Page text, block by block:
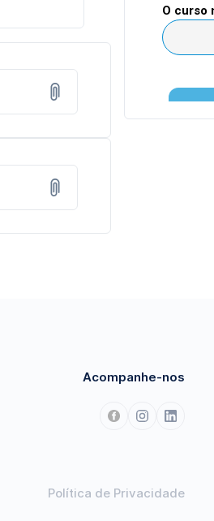
Acompanhe-nos
Política de Privacidade